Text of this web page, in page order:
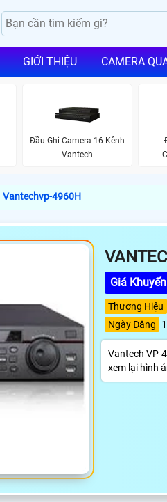
GIỚI THIỆU CAMERA
Đầu Ghi Camera 16 Kênh
Vantech
Vantechvp-4960H
Giá
Thương Hiệu
Ngày Đăng
Vantech VP-
xem lại hình